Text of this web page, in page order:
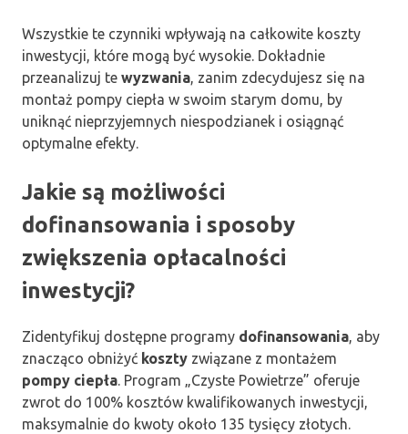
Wszystkie te czynniki wpływają na całkowite koszty
inwestycji, które mogą być wysokie. Dokładnie
przeanalizuj te wyzwania, zanim zdecydujesz się na
montaż pompy ciepła w swoim starym domu, by
uniknąć nieprzyjemnych niespodzianek i osiągnąć
optymalne efekty.
Jakie są możliwości
dofinansowania i sposoby
zwiększenia opłacalności
inwestycji?
Zidentyfikuj dostępne programy dofinansowania, aby
znacząco obniżyć koszty związane z montażem
pompy ciepła. Program „Czyste Powietrze” oferuje
zwrot do 100% kosztów kwalifikowanych inwestycji,
maksymalnie do kwoty około 135 tysięcy złotych.